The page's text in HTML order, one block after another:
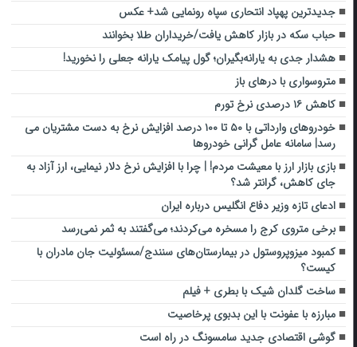
جدیدترین پهپاد انتحاری سپاه رونمایی شد+ عکس
حباب سکه در بازار کاهش یافت/خریداران طلا بخوانند
هشدار جدی به یارانه‌بگیران؛ گول پیامک یارانه جعلی را نخورید!
متروسواری با درهای باز
کاهش ۱۶ درصدی نرخ تورم
خودروهای وارداتی با ۵۰ تا ۱۰۰ درصد افزایش نرخ به دست مشتریان می
رسد| سامانه عامل گرانی خودروها
بازی بازار ارز با معیشت مردم! | چرا با افزایش نرخ دلار نیمایی، ارز آزاد به
جای کاهش، گرانتر شد؟
ادعای تازه وزیر دفاع انگلیس درباره ایران
برخی متروی کرج را ‌مسخره می‌کردند؛ می‌گفتند به ثمر نمی‌رسد
کمبود میزوپروستول در بیمارستان‌های سنندج/مسئولیت جان مادران با
کیست؟
ساخت گلدان شیک با بطری + فیلم
مبارزه با عفونت با این بدبوی پرخاصیت
گوشی اقتصادی جدید سامسونگ در راه است